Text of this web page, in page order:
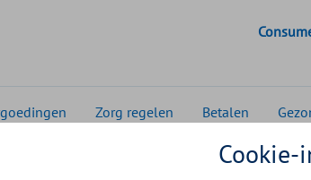
Zorg regelen Betalen
Geef werkstress geen